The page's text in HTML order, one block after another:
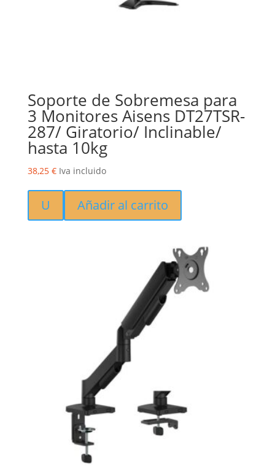
Soporte de Sobremesa para
3 Monitores Aisens DT27TSR-
287/ Giratorio/ Inclinable/
hasta 10kg
38,25 € Iva incluido
U Añadir al carrito